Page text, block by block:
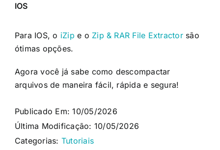
IOS
Para IOS, o iZip e o Zip & RAR File Extractorsão
ótimas opções.
Agora você já sabe como descompactar
arquivos de maneira fácil, rápida e segura!
Publicado Em: 10/05/2026
Última Modificação: 10/05/2026
Categorias: Tutoriais